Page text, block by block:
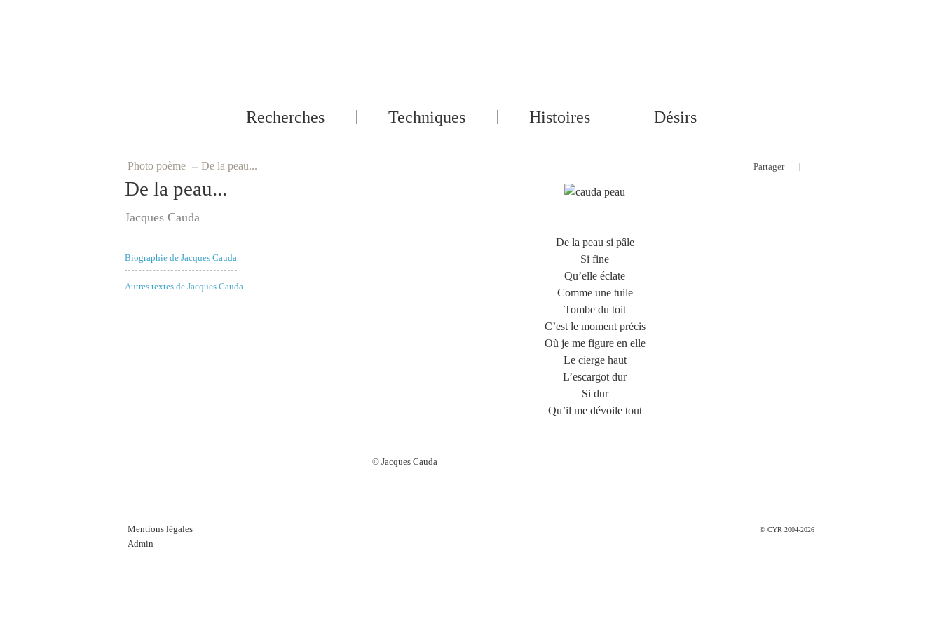
Recherches Techniques Histoires Désirs
Photo poème – De la peau... Partager
De la peau...
Jacques Cauda
Biographie de Jacques Cauda
Autres textes de Jacques Cauda
De la peau si pâle
Si fine
Qu’elle éclate
Comme une tuile
Tombe du toit
C’est le moment précis
Où je me figure en elle
Le cierge haut
L’escargot dur
Si dur
Qu’il me dévoile tout
© Jacques Cauda
© CYR 2004-2026
Mentions légales
Admin